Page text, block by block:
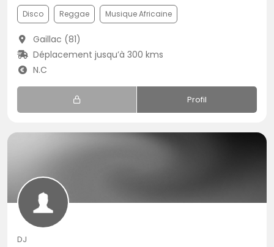
Disco Reggae Musique Africaine
Gaillac (81)
Déplacement jusqu’à 300 kms
N.C
Profil
DJ